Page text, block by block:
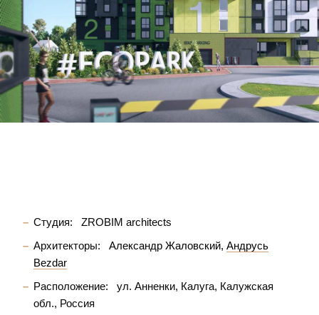
Студия:
ZROBIM architects
Архитекторы:
Александр Жаловский Андрусь
Bezdar
Расположение:
ул. Анненки, Калуга, Калужская
обл., Россия